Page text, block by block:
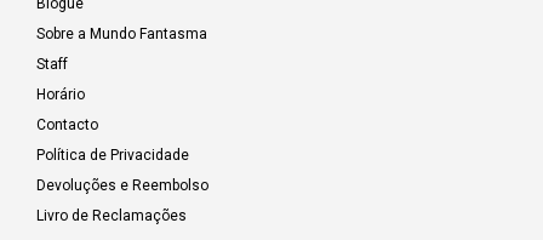
Sobre a Mundo Fantasma
Staff
Horário
Contacto
Política de Privacidade
Devoluções e Reembolso
Livro de Reclamações